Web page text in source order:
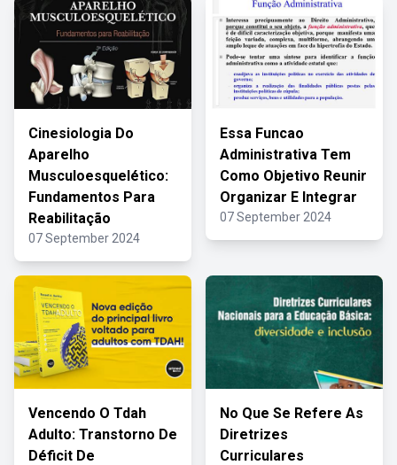
Cinesiologia Do
Aparelho
Musculoesquelético:
Fundamentos Para
Reabilitação
07 September 2024
Essa Funcao
Administrativa Tem
Como Objetivo Reunir
Organizar E Integrar
07 September 2024
Vencendo O Tdah
Adulto: Transtorno De
Déficit De
No Que Se Refere As
Diretrizes
Curriculares